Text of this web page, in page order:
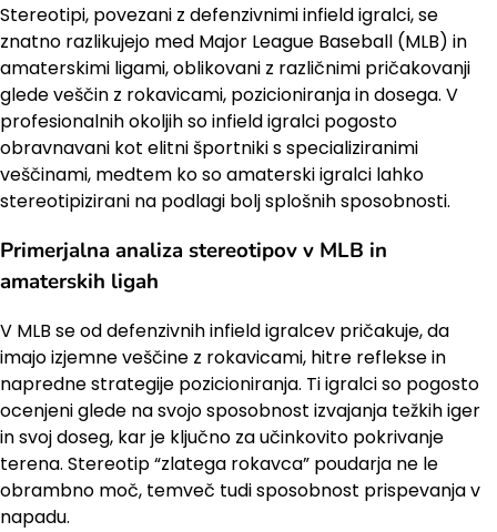
Stereotipi, povezani z defenzivnimi infield igralci, se
znatno razlikujejo med Major League Baseball (MLB) in
amaterskimi ligami, oblikovani z različnimi pričakovanji
glede veščin z rokavicami, pozicioniranja in dosega. V
profesionalnih okoljih so infield igralci pogosto
obravnavani kot elitni športniki s specializiranimi
veščinami, medtem ko so amaterski igralci lahko
stereotipizirani na podlagi bolj splošnih sposobnosti.
Primerjalna analiza stereotipov v MLB in
amaterskih ligah
V MLB se od defenzivnih infield igralcev pričakuje, da
imajo izjemne veščine z rokavicami, hitre reflekse in
napredne strategije pozicioniranja. Ti igralci so pogosto
ocenjeni glede na svojo sposobnost izvajanja težkih iger
in svoj doseg, kar je ključno za učinkovito pokrivanje
terena. Stereotip “zlatega rokavca” poudarja ne le
obrambno moč, temveč tudi sposobnost prispevanja v
napadu.